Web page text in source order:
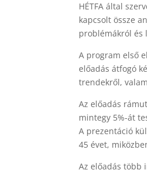
HÉTFA által
kapcsolt össze
problémákról és
A program első
előadás átfogó
trendekről,
Az előadás
mintegy 5%-át
A prezentáció
45 évet,
Az előadás több